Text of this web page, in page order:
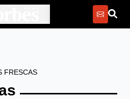
FRESCAS